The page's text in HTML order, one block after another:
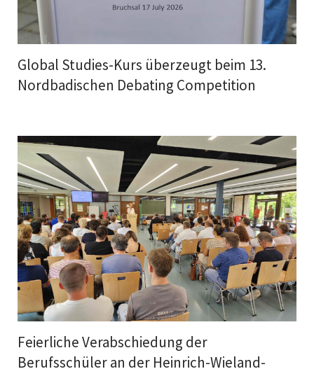
Global Studies-Kurs überzeugt beim 13.
Nordbadischen Debating Competition
Feierliche Verabschiedung der
Berufsschüler an der Heinrich-Wieland-